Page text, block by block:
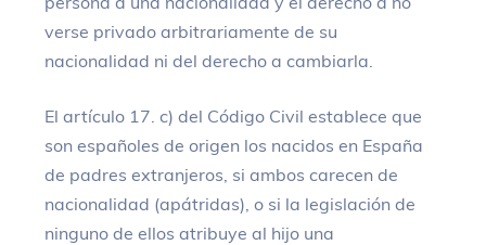
verse privado arbitrariamente de su
nacionalidad ni del derecho a cambiarla.
El artículo 17. c) del Código Civil establece que
son españoles de origen los nacidos en España
de padres extranjeros, si ambos carecen de
nacionalidad (apátridas), o si la legislación de
ninguno de ellos atribuye al hijo una